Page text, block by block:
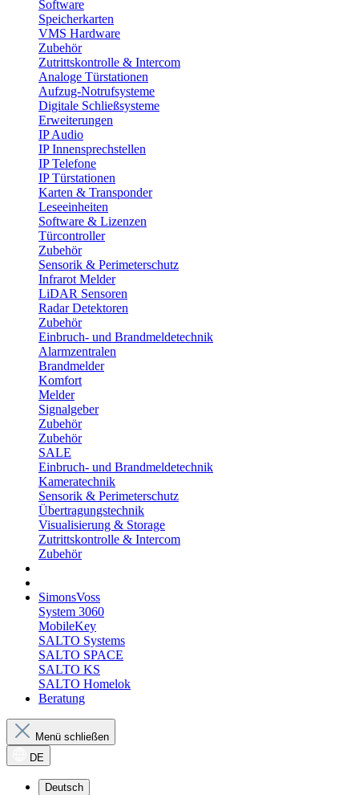
Software
Speicherkarten
VMS Hardware
Zubehör
Zutrittskontrolle & Intercom
Analoge Türstationen
Aufzug-Notrufsysteme
Digitale Schließsysteme
Erweiterungen
IP Audio
IP Innensprechstellen
IP Telefone
IP Türstationen
Karten & Transponder
Leseeinheiten
Software & Lizenzen
Türcontroller
Zubehör
Sensorik & Perimeterschutz
Infrarot Melder
LiDAR Sensoren
Radar Detektoren
Zubehör
Einbruch- und Brandmeldetechnik
Alarmzentralen
Brandmelder
Komfort
Melder
Signalgeber
Zubehör
Zubehör
SALE
Einbruch- und Brandmeldetechnik
Kameratechnik
Sensorik & Perimeterschutz
Übertragungstechnik
Visualisierung & Storage
Zutrittskontrolle & Intercom
Zubehör
SimonsVoss
System 3060
MobileKey
SALTO Systems
SALTO SPACE
SALTO KS
SALTO Homelok
Beratung
Menü schließen
DE
Deutsch